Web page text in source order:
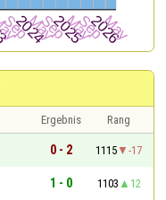
Ergebnis
Rang
0 - 2 1115
-17
1 - 0 1103
12